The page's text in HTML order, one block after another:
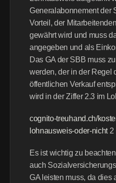
Generalabonnement der
Vorteil, der
gewährt wird und muss
angegeben und als
Das GA der SBB muss
werden, der in der Regel
öffentlichen Verkauf
wird in der Ziffer 2.3 im
cognito-treuhand.ch/
lohnausweis-oder-nicht 2
Es ist wichtig zu
auch
GA leisten muss, da dies